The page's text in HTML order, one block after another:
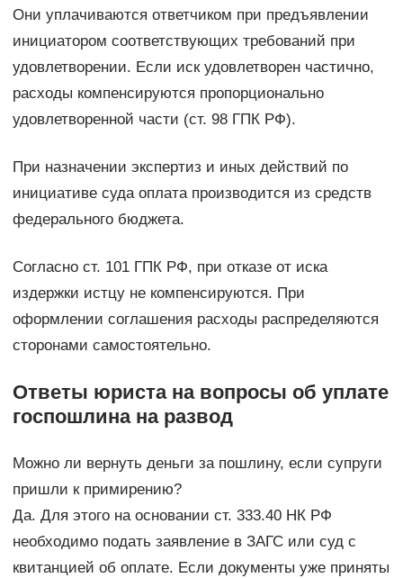
Они уплачиваются ответчиком при предъявлении
инициатором соответствующих требований при
удовлетворении. Если иск удовлетворен частично,
расходы компенсируются пропорционально
удовлетворенной части (ст. 98 ГПК РФ).
При назначении экспертиз и иных действий по
инициативе суда оплата производится из средств
федерального бюджета.
Согласно ст. 101 ГПК РФ, при отказе от иска
издержки истцу не компенсируются. При
оформлении соглашения расходы распределяются
сторонами самостоятельно.
Ответы юриста на вопросы об уплате
госпошлина на развод
Можно ли вернуть деньги за пошлину, если супруги
пришли к примирению?
Да. Для этого на основании ст. 333.40 НК РФ
необходимо подать заявление в ЗАГС или суд с
квитанцией об оплате. Если документы уже приняты